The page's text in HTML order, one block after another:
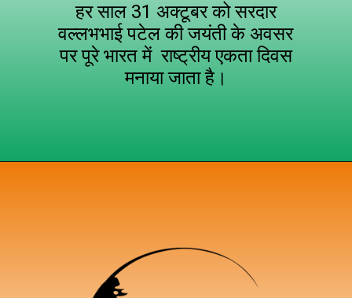
हर साल 31 अक्टूबर को सरदार
वल्लभभाई पटेल की जयंती के अवसर
पर पूरे भारत में राष्ट्रीय एकता दिवस
मनाया जाता है।